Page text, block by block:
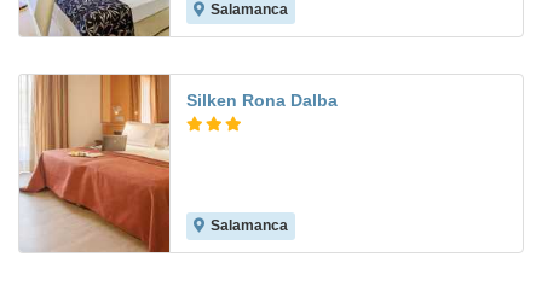
Salamanca
Silken Rona Dalba
Salamanca